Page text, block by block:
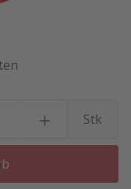
Stk